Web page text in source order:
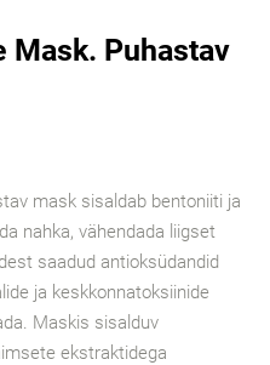
Mask. Puhastav
mask sisaldab bentoniiti ja
nahka, vähendada liigset
saadud antioksüdandid
ja keskkonnatoksiinide
Maskis sisalduv
ekstraktidega